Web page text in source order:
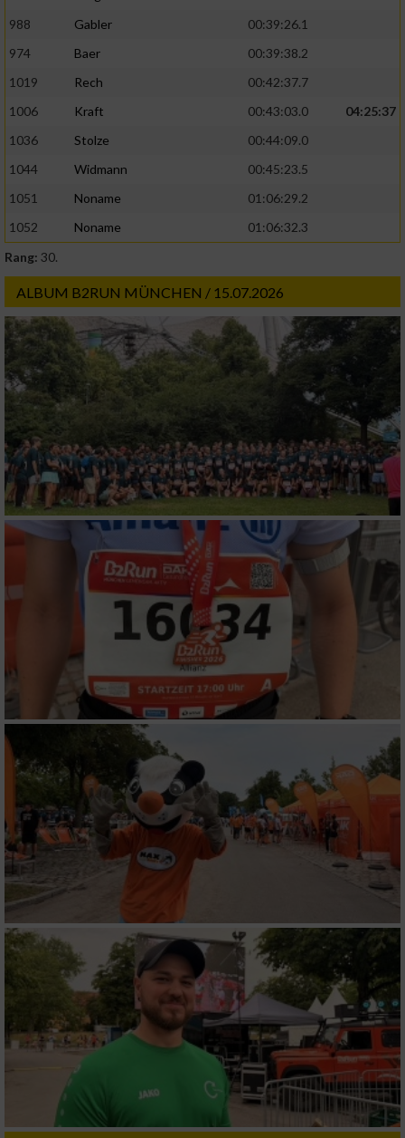
988
Gabler
00:39:26.1
974
Baer
00:39:38.2
1019
Rech
00:42:37.7
1006
Kraft 00:43:03.0
04:25:37
1036
Stolze
00:44:09.0
1044
Widmann
00:45:23.5
1051
Noname
01:06:29.2
1052
Noname
01:06:32.3
Rang: 30.
ALBUM B2RUN MÜNCHEN / 15.07.2026